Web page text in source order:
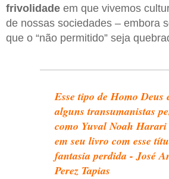
frivolidade em que vivemos
de nossas sociedades – embora
que o “não permitido” seja
Esse tipo de Homo Deus
alguns transumanistas
como Yuval Noah
em seu livro com esse
fantasia perdida - José
Perez Tapias